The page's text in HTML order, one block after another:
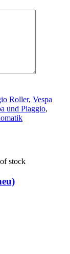
Roller, Vespa
und Piaggio,
stock